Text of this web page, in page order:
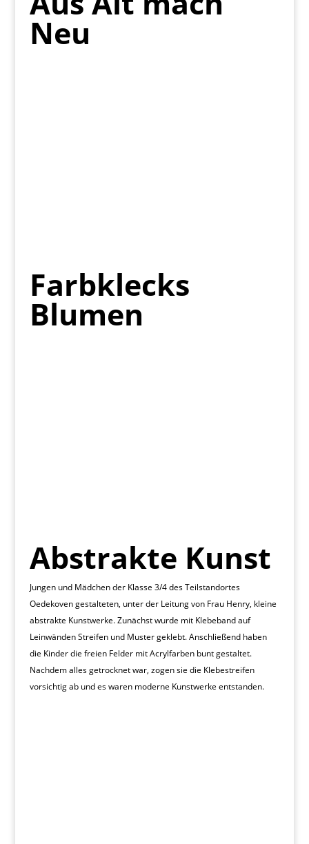
Neu
Farbklecks
Blumen
Abstrakte Kunst
Jungen und Mädchen der Klasse 3/4 des Teilstandortes
Oedekoven gestalteten, unter der Leitung von Frau Henry, kleine
abstrakte Kunstwerke. Zunächst wurde mit Klebeband auf
Leinwänden Streifen und Muster geklebt. Anschließend haben
die Kinder die freien Felder mit Acrylfarben bunt gestaltet.
Nachdem alles getrocknet war, zogen sie die Klebestreifen
vorsichtig ab und es waren moderne Kunstwerke entstanden.